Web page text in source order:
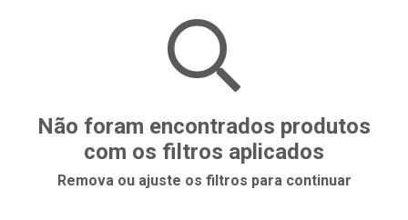
Não foram encontrados produtos
com os filtros aplicados
Remova ou ajuste os filtros para continuar